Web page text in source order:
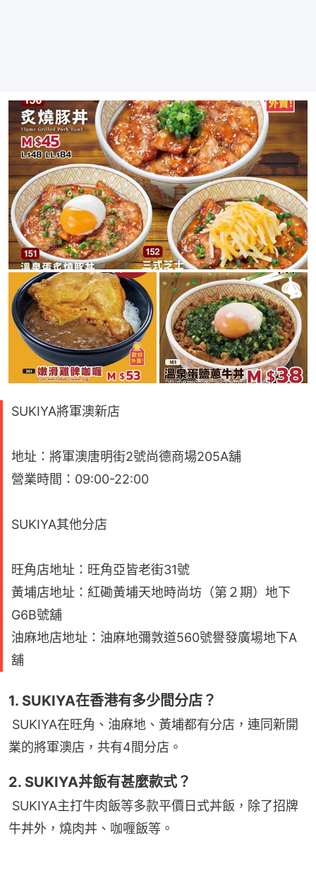
SUKIYA將軍澳新店
地址：將軍澳唐明街2號尚德商場205A舖
營業時間：09:00-22:00
SUKIYA其他分店
旺角店地址：旺角亞皆老街31號
黃埔店地址：紅磡黃埔天地時尚坊（第２期）地下
G6B號舖
油麻地店地址：油麻地彌敦道560號譽發廣場地下A
舖
1. SUKIYA在香港有多少間分店？
SUKIYA在旺角、油麻地、黃埔都有分店，連同新開
業的將軍澳店，共有4間分店。
2. SUKIYA丼飯有甚麼款式？
SUKIYA主打牛肉飯等多款平價日式丼飯，除了招牌
牛丼外，燒肉丼、咖喱飯等。